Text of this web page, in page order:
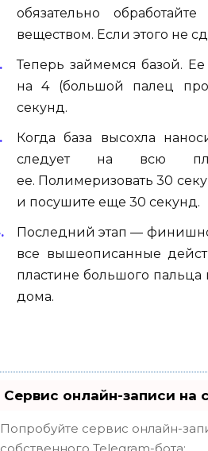
обязательно
веществом. Если этого не
Теперь займемся базой.
на 4 (большой палец
секунд.
Когда база высохла
следует на всю
ее. Полимеризовать 30
и посушите еще 30 секунд.
Последний этап —
все вышеописанные
пластине большого
дома.
Сервис онлайн-записи на
Попробуйте сервис онлайн-
собственного Telegram-бота: